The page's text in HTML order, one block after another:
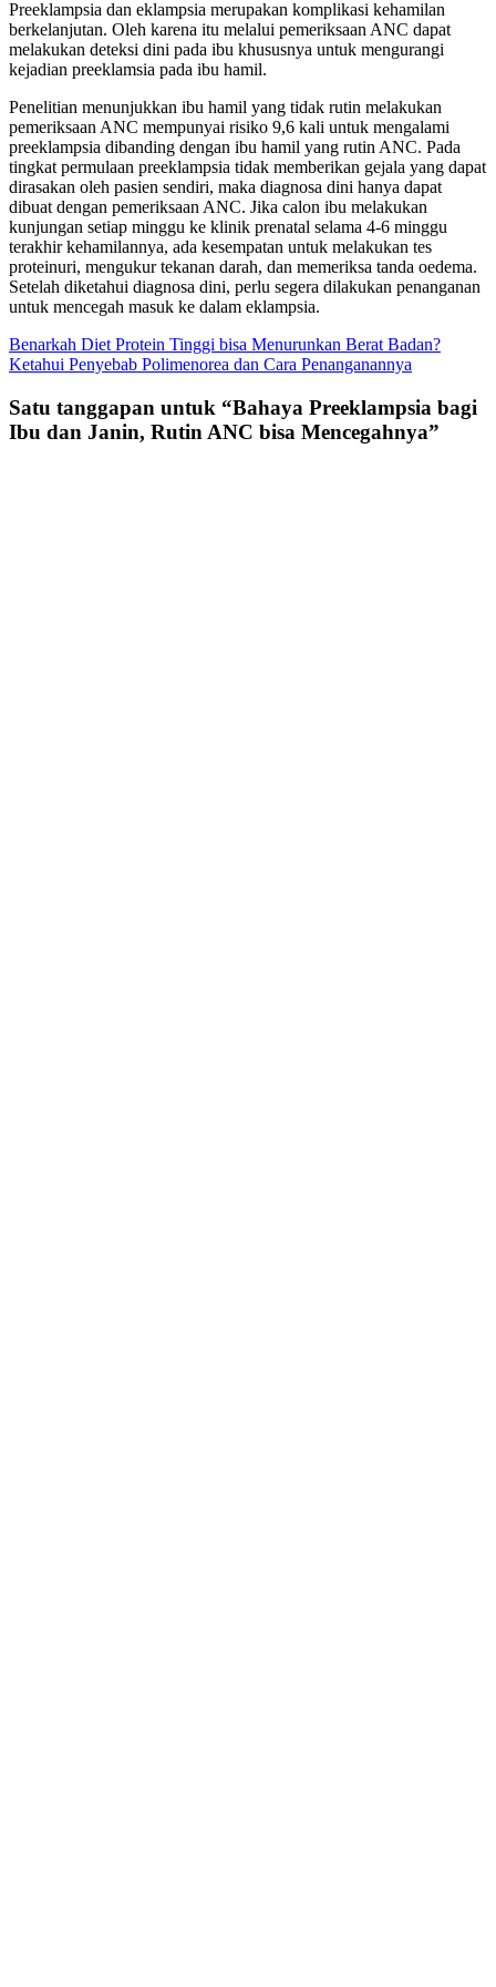
Preeklampsia dan eklampsia merupakan komplikasi kehamilan
berkelanjutan. Oleh karena itu melalui pemeriksaan ANC dapat
melakukan deteksi dini pada ibu khususnya untuk mengurangi
kejadian preeklamsia pada ibu hamil.
Penelitian menunjukkan ibu hamil yang tidak rutin melakukan
pemeriksaan ANC mempunyai risiko 9,6 kali untuk mengalami
preeklampsia dibanding dengan ibu hamil yang rutin ANC. Pada
tingkat permulaan preeklampsia tidak memberikan gejala yang dapat
dirasakan oleh pasien sendiri, maka diagnosa dini hanya dapat
dibuat dengan pemeriksaan ANC. Jika calon ibu melakukan
kunjungan setiap minggu ke klinik prenatal selama 4-6 minggu
terakhir kehamilannya, ada kesempatan untuk melakukan tes
proteinuri, mengukur tekanan darah, dan memeriksa tanda oedema.
Setelah diketahui diagnosa dini, perlu segera dilakukan penanganan
untuk mencegah masuk ke dalam eklampsia.
Navigasi
pos
Benarkah Diet Protein Tinggi bisa Menurunkan Berat Badan?
Ketahui Penyebab Polimenorea dan Cara Penanganannya
Satu tanggapan untuk “Bahaya Preeklampsia bagi
Ibu dan Janin, Rutin ANC bisa Mencegahnya”